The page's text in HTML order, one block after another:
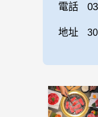
電話
地址